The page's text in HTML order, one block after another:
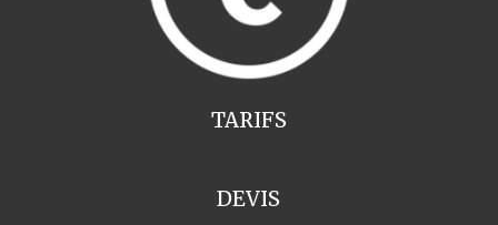
TARIFS
DEVIS